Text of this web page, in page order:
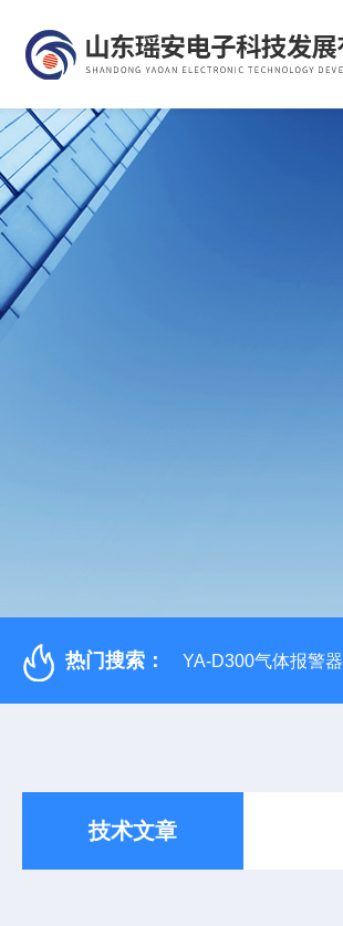
热门搜索： YA-D300气体报警器
技术文章